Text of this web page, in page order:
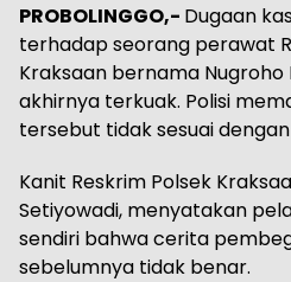
PROBOLINGGO,- Dugaan
terhadap seorang perawat
Kraksaan bernama Nugroho
akhirnya terkuak. Polisi
tersebut tidak sesuai
Kanit Reskrim Polsek
Setiyowadi, menyatakan
sendiri bahwa cerita
sebelumnya tidak benar.